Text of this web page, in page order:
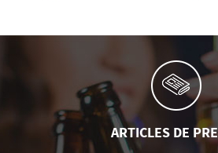
ARTICLES DE